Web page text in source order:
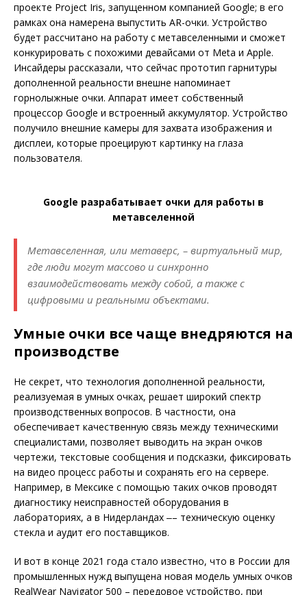
проекте Project Iris, запущенном компанией Google; в его
рамках она намерена выпустить AR-очки. Устройство
будет рассчитано на работу с метавселенными и сможет
конкурировать с похожими девайсами от Meta и Apple.
Инсайдеры рассказали, что сейчас прототип гарнитуры
дополненной реальности внешне напоминает
горнолыжные очки. Аппарат имеет собственный
процессор Google и встроенный аккумулятор. Устройство
получило внешние камеры для захвата изображения и
дисплеи, которые проецируют картинку на глаза
пользователя.
Google разрабатывает очки для работы в
метавселенной
Метавселенная, или метаверс, – виртуальный мир,
где люди могут массово и синхронно
взаимодействовать между собой, а также с
цифровыми и реальными объектами.
Умные очки все чаще внедряются на
производстве
Не секрет, что технология дополненной реальности,
реализуемая в умных очках, решает широкий спектр
производственных вопросов. В частности, она
обеспечивает качественную связь между техническими
специалистами, позволяет выводить на экран очков
чертежи, текстовые сообщения и подсказки, фиксировать
на видео процесс работы и сохранять его на сервере.
Например, в Мексике с помощью таких очков проводят
диагностику неисправностей оборудования в
лабораториях, а в Нидерландах ‒– техническую оценку
стекла и аудит его поставщиков.
И вот в конце 2021 года стало известно, что в Рос­сии для
промышленных нужд выпущена новая модель умных очков
RealWear Navigator 500 – передовое устройство, при